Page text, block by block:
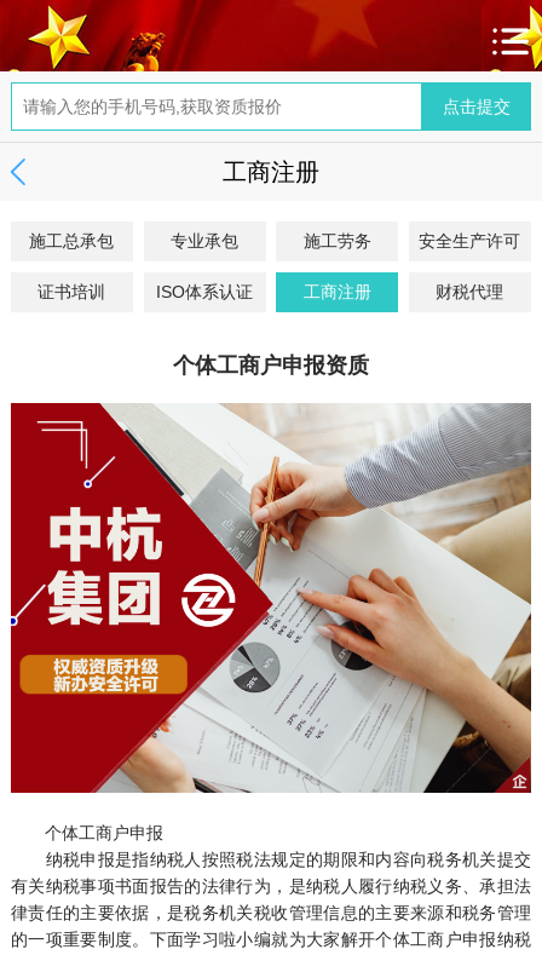
工商注册
施工总承包 专业承包 施工劳务 安全生产许可
证书培训 ISO体系认证 工商注册 财税代理
个体工商户申报资质
个体工商户申报
纳税申报是指纳税人按照税法规定的期限和内容向税务机关提交
有关纳税事项书面报告的法律行为，是纳税人履行纳税义务、承担法
律责任的主要依据，是税务机关税收管理信息的主要来源和税务管理
的一项重要制度。下面学习啦小编就为大家解开个体工商户申报纳税